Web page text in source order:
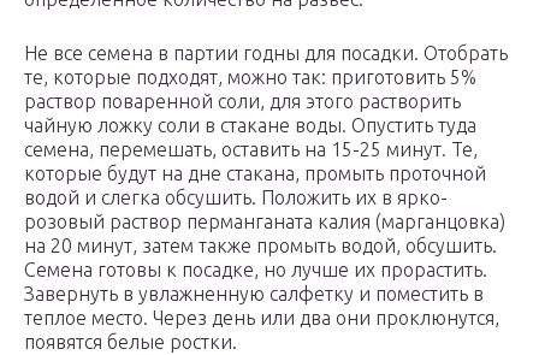
Не все семена в партии годны для посадки. Отобрать
те, которые подходят, можно так: приготовить 5%
раствор поваренной соли, для этого растворить
чайную ложку соли в стакане воды. Опустить туда
семена, перемешать, оставить на 15-25 минут. Те,
которые будут на дне стакана, промыть проточной
водой и слегка обсушить. Положить их в ярко-
розовый раствор перманганата калия (марганцовка)
на 20 минут, затем также промыть водой, обсушить.
Семена готовы к посадке, но лучше их прорастить.
Завернуть в увлажненную салфетку и поместить в
теплое место. Через день или два они проклюнутся,
появятся белые ростки.